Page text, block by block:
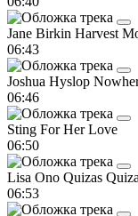
Jane Birkin Harvest
06:43
Joshua Hyslop
06:46
Sting For Her Love
06:50
Lisa Ono Quizas
06:53